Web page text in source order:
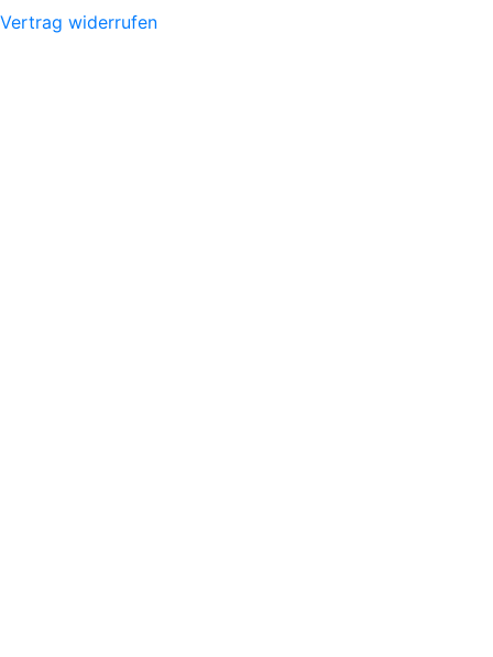
Vertrag widerrufen